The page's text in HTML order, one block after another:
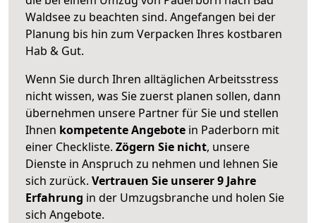
Waldsee zu beachten sind. Angefangen bei der
Planung bis hin zum Verpacken Ihres kostbaren
Hab & Gut.
Wenn Sie durch Ihren alltäglichen Arbeitsstress
nicht wissen, was Sie zuerst planen sollen, dann
übernehmen unsere Partner für Sie und stellen
Ihnen kompetente Angebote in Paderborn mit
einer Checkliste. Zögern Sie nicht, unsere
Dienste in Anspruch zu nehmen und lehnen Sie
sich zurück. Vertrauen Sie unserer 9 Jahre
Erfahrung in der Umzugsbranche und holen Sie
sich Angebote.